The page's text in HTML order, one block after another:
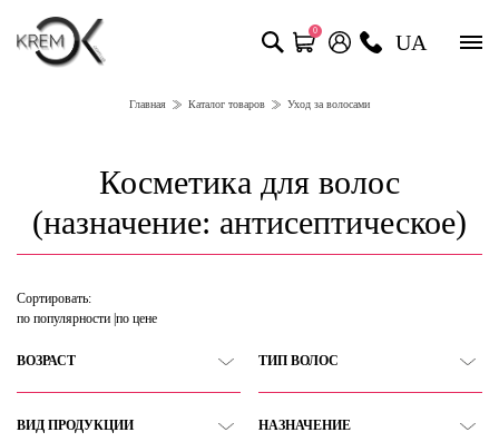
0 UA
Главная Каталог товаров Уход за волосами
Косметика для волос
(назначение: антисептическое)
Сортировать:
по популярности по цене
ВОЗРАСТ ТИП ВОЛОС
ВИД ПРОДУКЦИИ НАЗНАЧЕНИЕ